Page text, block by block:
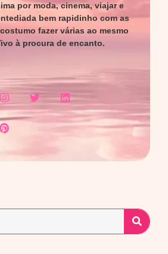
por moda, cinema, viajar e
bem rapidinho com as
fazer várias ao mesmo
à procura de encanto.